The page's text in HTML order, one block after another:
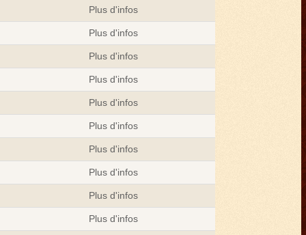
Plus d'infos
Plus d'infos
Plus d'infos
Plus d'infos
Plus d'infos
Plus d'infos
Plus d'infos
Plus d'infos
Plus d'infos
Plus d'infos